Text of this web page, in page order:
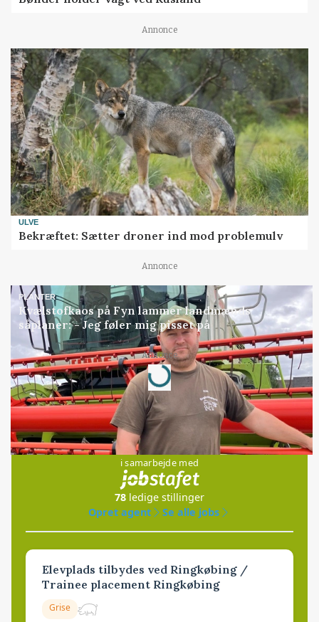
Annonce
ULVE
Bekræftet: Sætter droner ind mod problemulv
Annonce
PLANTER
Kvælstofkaos på Fyn lammer landmænds
såplaner: - Jeg føler mig pisset på
Annonce
Loading...
Jobs
i samarbejde med
78 ledige stillinger
Opret agent
Se alle jobs
Elevplads tilbydes ved Ringkøbing /
Trainee placement Ringkøbing
Grise